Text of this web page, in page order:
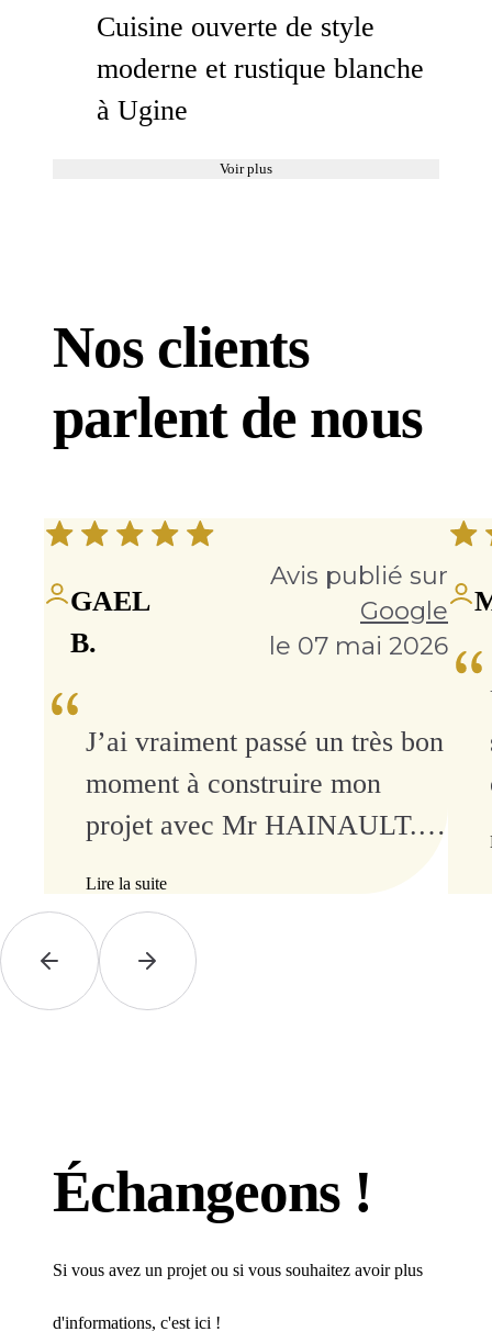
Cuisine ouverte de style
moderne et rustique blanche
à Ugine
Voir plus
Nos clients
parlent de nous
GAEL
B.
Avis publié sur
Google
le 07 mai 2026
J’ai vraiment passé un très bon
moment à construire mon
projet avec Mr HAINAULT. Il
je recherchais et a su me
guider avec beaucoup de
simplicité et de
concrètes, pratiques et
recommande Mr HAINAULT
avec plaisir pour un projet de
Lire la suite
Échangeons !
Si vous avez un projet ou si vous souhaitez avoir plus
d'informations, c'est ici !